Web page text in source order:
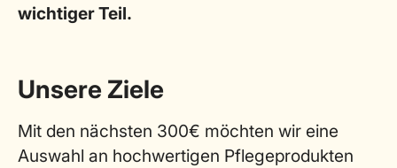
wichtiger Teil.
Unsere Ziele
Mit den nächsten 300€ möchten wir eine
Auswahl an hochwertigen Pflegeprodukten